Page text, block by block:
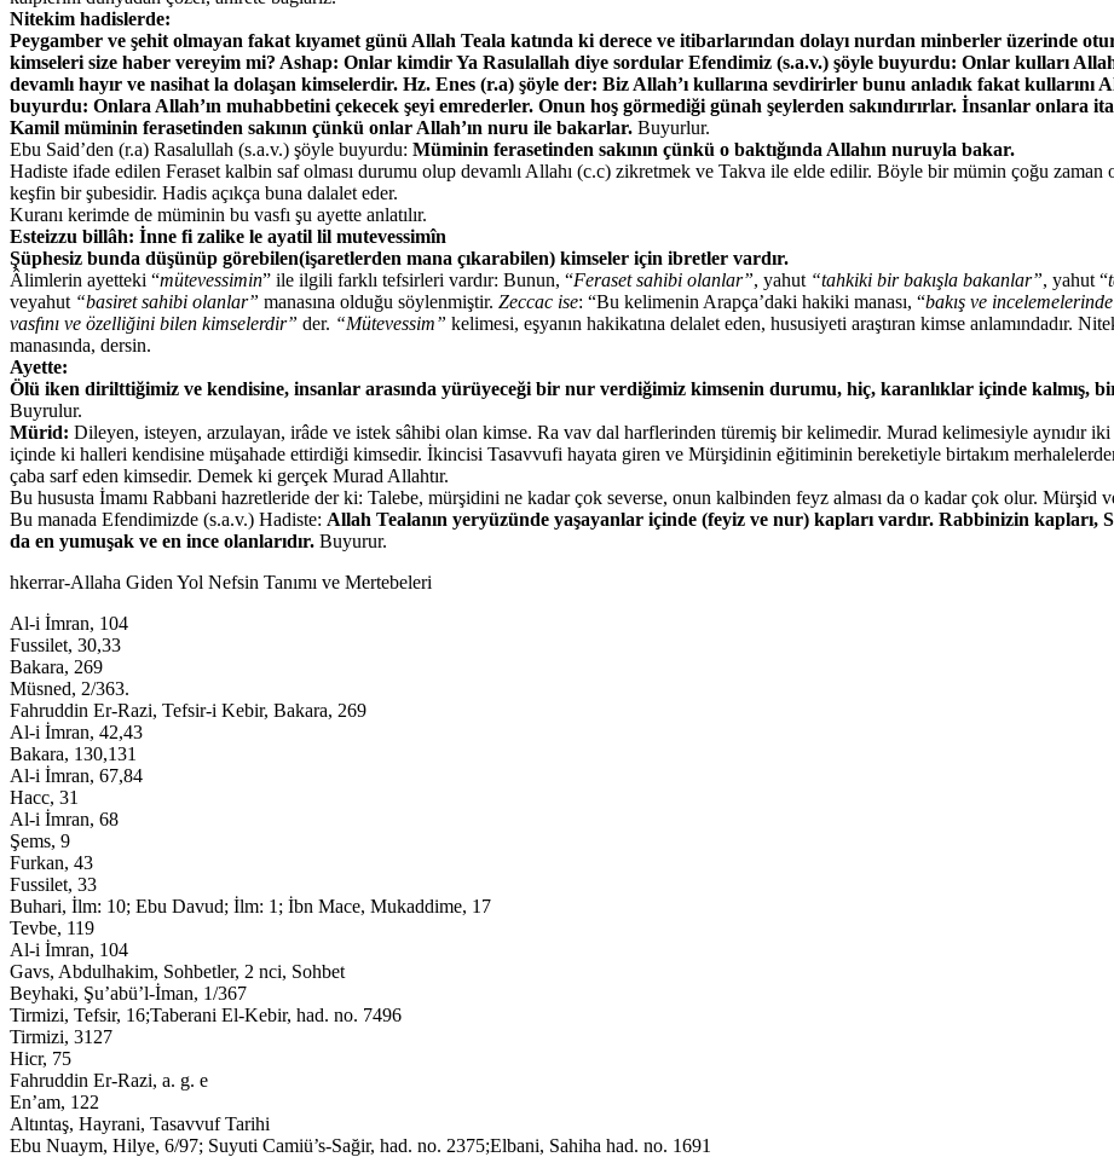
Nitekim hadislerde:
Peygamber ve şehit olmayan fakat kıyamet günü Allah Teala katında ki derece ve itibarlarından dolayı nurdan minberler üzerinde
kimseleri size haber vereyim mi? Ashap: Onlar kimdir Ya Rasulallah diye sordular Efendimiz (s.a.v.) şöyle buyurdu: Onlar kulları
devamlı hayır ve nasihat la dolaşan kimselerdir. Hz. Enes (r.a) şöyle der: Biz Allah’ı kullarına sevdirirler bunu anladık fakat kullarını
buyurdu: Onlara Allah’ın muhabbetini çekecek şeyi emrederler. Onun hoş görmediği günah şeylerden sakındırırlar. İnsanlar onlara
Kamil müminin ferasetinden sakının çünkü onlar Allah’ın nuru ile bakarlar. Buyurlur.
Ebu Said’den (r.a) Rasalullah (s.a.v.) şöyle buyurdu: Müminin ferasetinden sakının çünkü o baktığında Allahın nuruyla bakar.
Hadiste ifade edilen Feraset kalbin saf olması durumu olup devamlı Allahı (c.c) zikretmek ve Takva ile elde edilir. Böyle bir mümin çoğu zaman
keşfin bir şubesidir. Hadis açıkça buna dalalet eder.
Kuranı kerimde de müminin bu vasfı şu ayette anlatılır.
Esteizzu billâh: İnne fi zalike le ayatil lil mutevessimîn
Şüphesiz bunda düşünüp görebilen(işaretlerden mana çıkarabilen) kimseler için ibretler vardır.
Âlimlerin ayetteki “mütevessimin” ile ilgili farklı tefsirleri vardır: Bunun, “Feraset sahibi olanlar”, yahut “tahkiki bir bakışla bakanlar”, yahut “
veyahut “basiret sahibi olanlar” manasına olduğu söylenmiştir. Zeccac ise: “Bu kelimenin Arapça’daki hakiki manası, “bakış ve
vasfını ve özelliğini bilen kimselerdir” der. “Mütevessim” kelimesi, eşyanın hakikatına delalet eden, hususiyeti araştıran kimse anlamındadır.
manasında, dersin.
Ayette:
Ölü iken dirilttiğimiz ve kendisine, insanlar arasında yürüyeceği bir nur verdiğimiz kimsenin durumu, hiç, karanlıklar içinde kalmış,
Buyrulur.
Mürid: Dileyen, isteyen, arzulayan, irâde ve istek sâhibi olan kimse. Ra vav dal harflerinden türemiş bir kelimedir. Murad kelimesiyle aynıdır
içinde ki halleri kendisine müşahade ettirdiği kimsedir. İkincisi Tasavvufi hayata giren ve Mürşidinin eğitiminin bereketiyle birtakım
çaba sarf eden kimsedir. Demek ki gerçek Murad Allahtır.
Bu hususta İmamı Rabbani hazretleride der ki: Talebe, mürşidini ne kadar çok severse, onun kalbinden feyz alması da o kadar çok olur. Mürşid
Bu manada Efendimizde (s.a.v.) Hadiste: Allah Tealanın yeryüzünde yaşayanlar içinde (feyiz ve nur) kapları vardır. Rabbinizin
da en yumuşak ve en ince olanlarıdır. Buyurur.
hkerrar-Allaha Giden Yol Nefsin Tanımı ve Mertebeleri
Al-i İmran, 104
Fussilet, 30,33
Bakara, 269
Müsned, 2/363.
Fahruddin Er-Razi, Tefsir-i Kebir, Bakara, 269
Al-i İmran, 42,43
Bakara, 130,131
Al-i İmran, 67,84
Hacc, 31
Al-i İmran, 68
Şems, 9
Furkan, 43
Fussilet, 33
Buhari, İlm: 10; Ebu Davud; İlm: 1; İbn Mace, Mukaddime, 17
Tevbe, 119
Al-i İmran, 104
Gavs, Abdulhakim, Sohbetler, 2 nci, Sohbet
Beyhaki, Şu’abü’l-İman, 1/367
Tirmizi, Tefsir, 16;Taberani El-Kebir, had. no. 7496
Tirmizi, 3127
Hicr, 75
Fahruddin Er-Razi, a. g. e
En’am, 122
Altıntaş, Hayrani, Tasavvuf Tarihi
Ebu Nuaym, Hilye, 6/97; Suyuti Camiü’s-Sağir, had. no. 2375;Elbani, Sahiha had. no. 1691